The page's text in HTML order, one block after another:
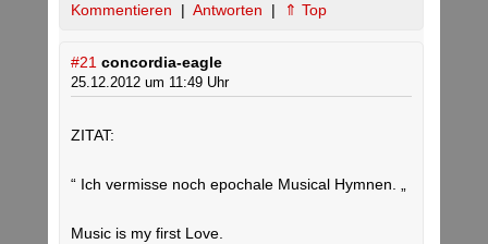
Kommentieren | Antworten | ⇑ Top
#21 concordia-eagle
25.12.2012 um 11:49 Uhr
ZITAT:
“ Ich vermisse noch epochale Musical Hymnen. „
Music is my first Love.